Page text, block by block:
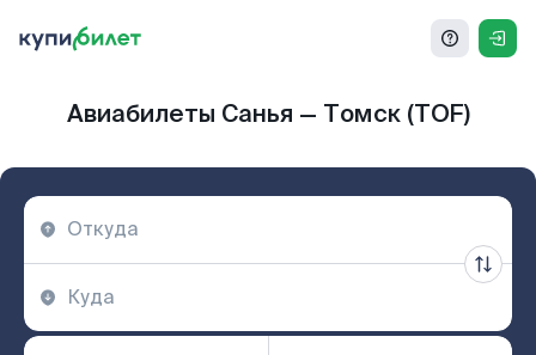
Авиабилеты Санья — Томск (TOF)